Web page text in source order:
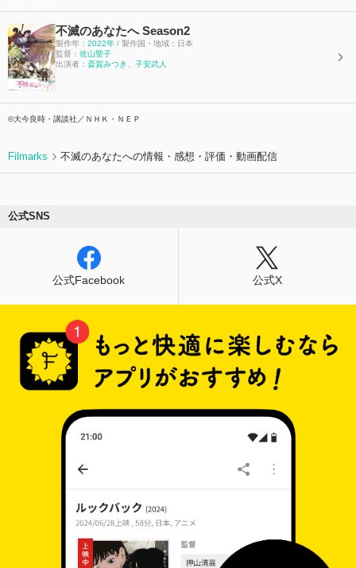
不滅のあなたへ Season2
製作年： 2022年 / 製作国・地域：日本
監督： 佐山聖子
出演者： 斎賀みつき 、 子安武人
©大今良時・講談社／ＮＨＫ・ＮＥＰ
Filmarks 不滅のあなたへの情報・感想・評価・動画配信
公式SNS
公式Facebook 公式X